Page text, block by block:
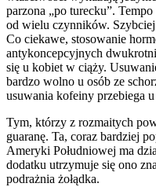
parzona „po turecku”.
od wielu czynników.
Co ciekawe, stosowanie
antykoncepcyjnych
się u kobiet w ciąży.
bardzo wolno u osób ze
usuwania kofeiny przebiega
Tym, którzy z rozmaitych
guaranę. Ta, coraz bardziej
Ameryki Południowej ma
dodatku utrzymuje się ono
podrażnia żołądka.